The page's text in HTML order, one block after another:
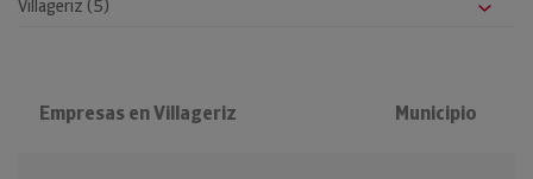
Empresas en Villageriz Municipio